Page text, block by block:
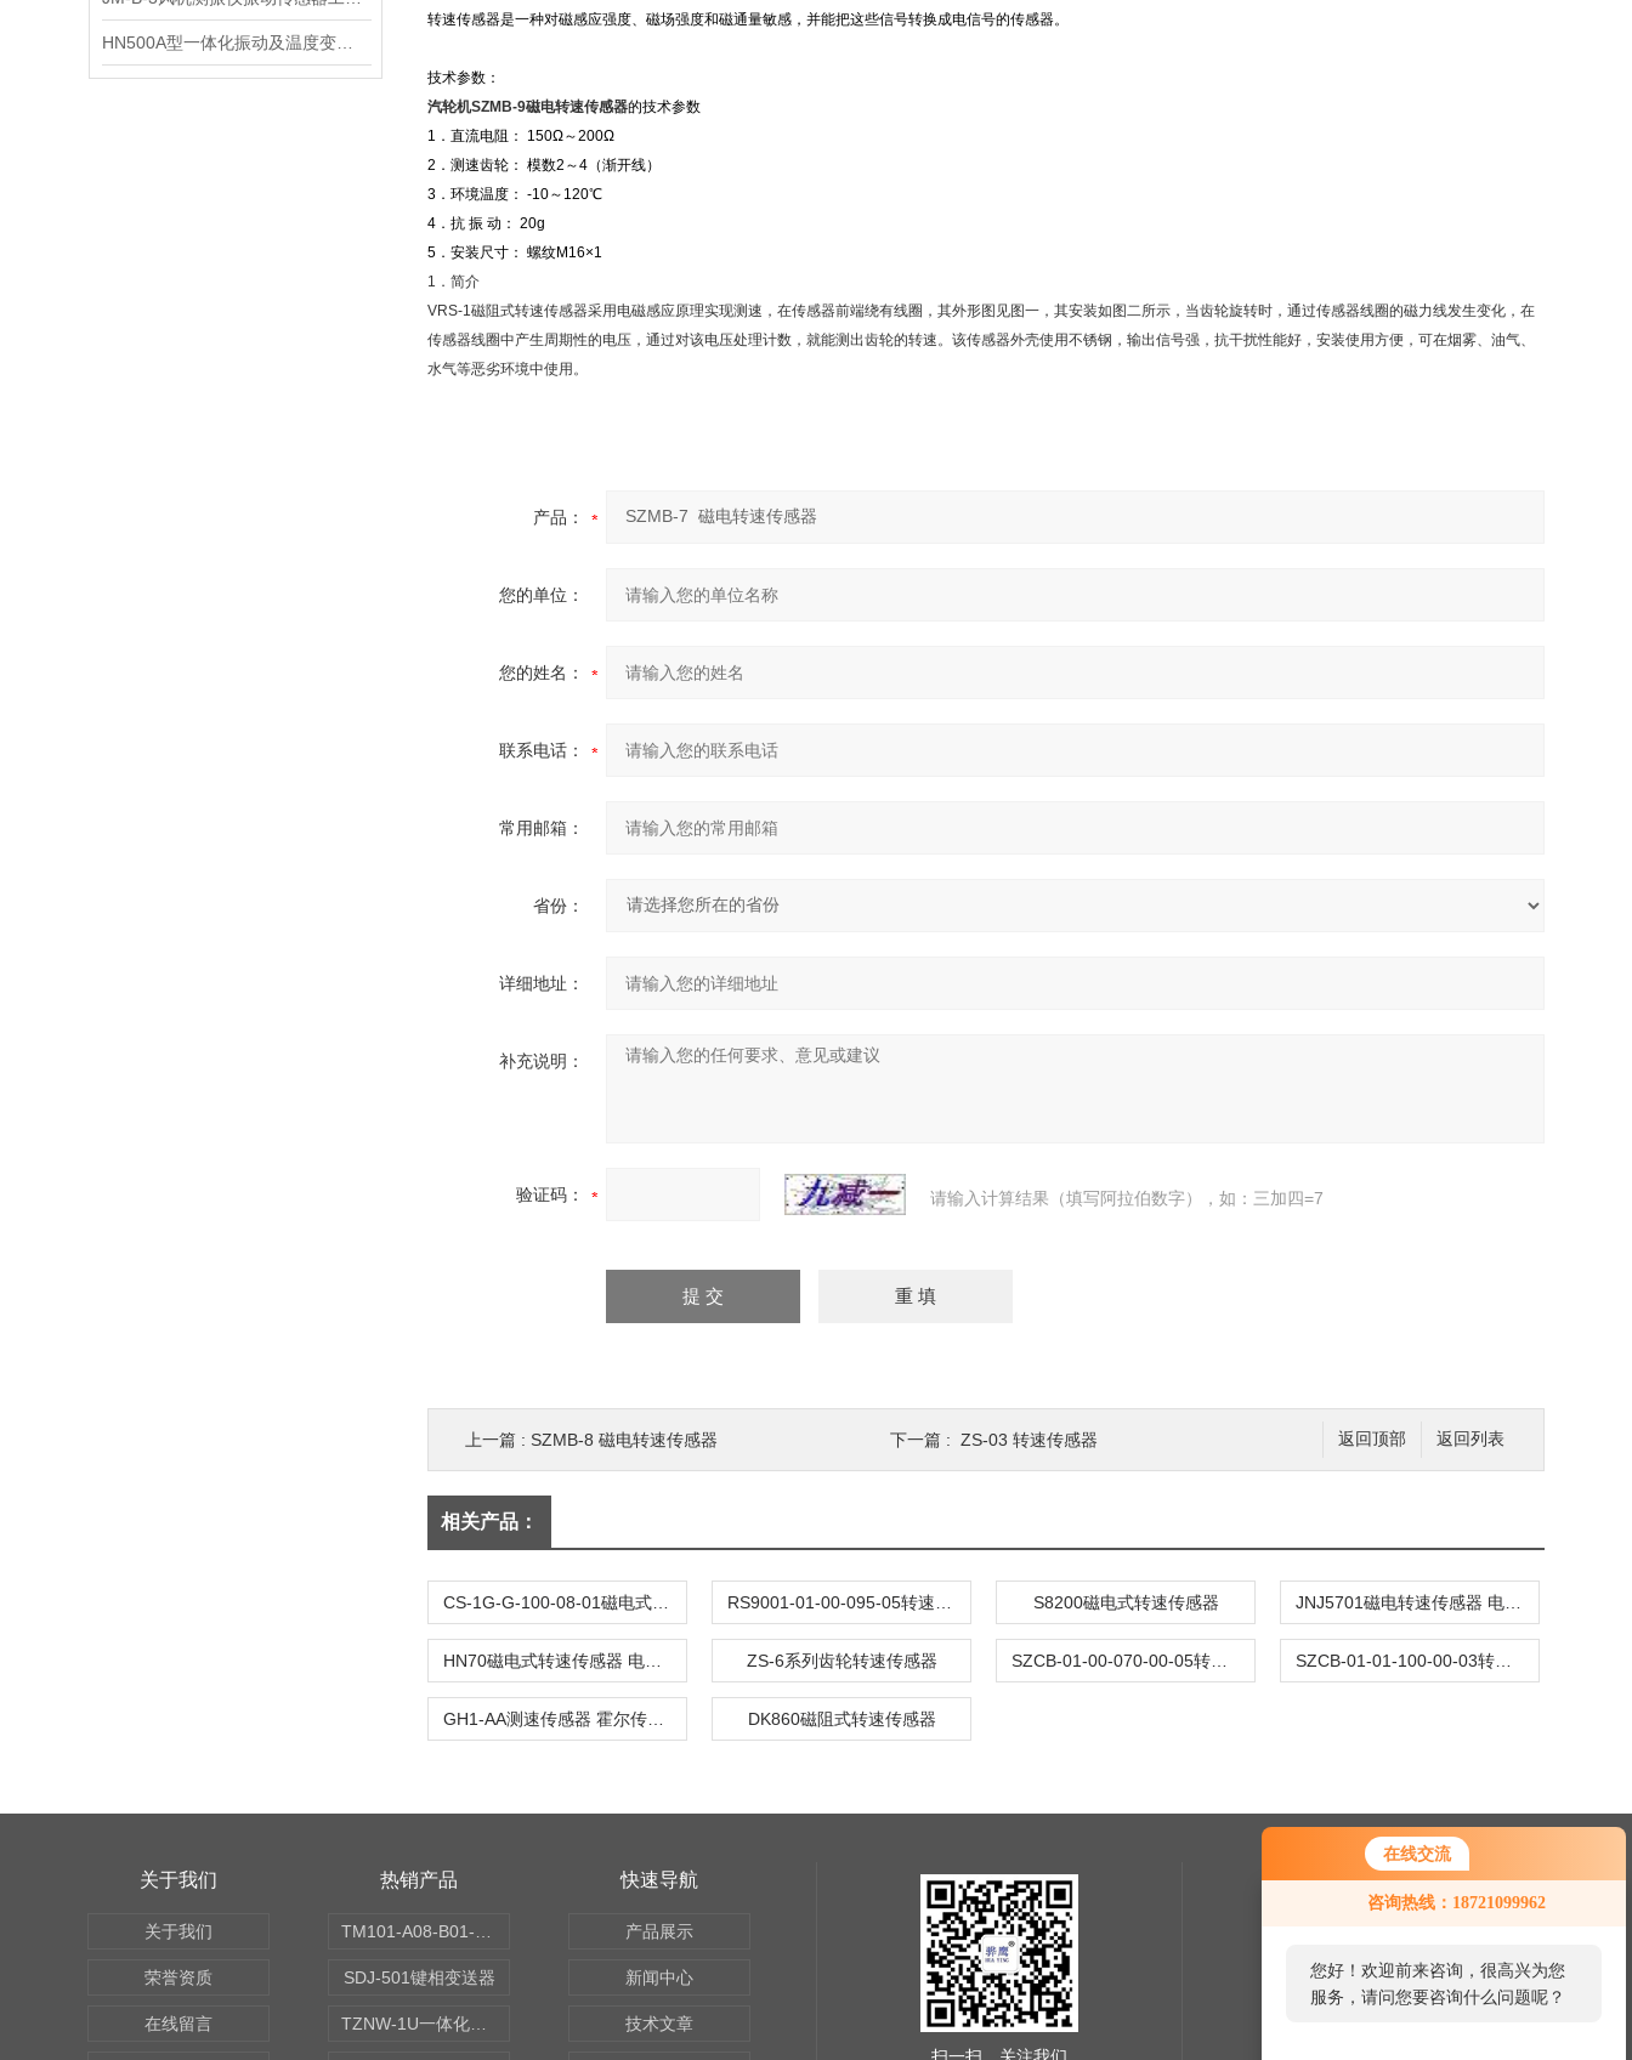
在线交流
咨询热线：18721099962
您好！欢迎前来咨询，很高兴为您
服务，请问您要咨询什么问题呢？
转速传感器是一种对磁感应强度、磁场强度和磁通量敏感，并能把这些信号转换成电信号的传感器。
技术参数：
汽轮机SZMB-9磁电转速传感器的技术参数
1．直流电阻： 150Ω～200Ω
2．测速齿轮： 模数2～4（渐开线）
3．环境温度： -10～120℃
4．抗 振 动： 20g
5．安装尺寸： 螺纹M16×1
1．简介
VRS-1磁阻式转速传感器采用电磁感应原理实现测速，在传感器前端绕有线圈，其外形图见图一，其安装如图二所示，当齿轮旋转时，通过传感器线圈的磁力线发生变化，在
传感器线圈中产生周期性的电压，通过对该电压处理计数，就能测出齿轮的转速。该传感器外壳使用不锈钢，输出信号强，抗干扰性能好，安装使用方便，可在烟雾、油气、
水气等恶劣环境中使用。
产品：
您的单位：
您的姓名：
联系电话：
常用邮箱：
省份：
详细地址：
补充说明：
验证码： 请输入计算结果（填写阿拉伯数字），如：三加四=7
返回列表
返回顶部
上一篇 : SZMB-8 磁电转速传感器 下一篇 : ZS-03 转速传感器
相关产品：
S8200磁电式转速传感器
ZS-6系列齿轮转速传感器
DK860磁阻式转速传感器
关于我们
关于我们
荣誉资质
在线留言
热销产品
SDJ-501键相变送器
快速导航
产品展示
新闻中心
技术文章
联系我们